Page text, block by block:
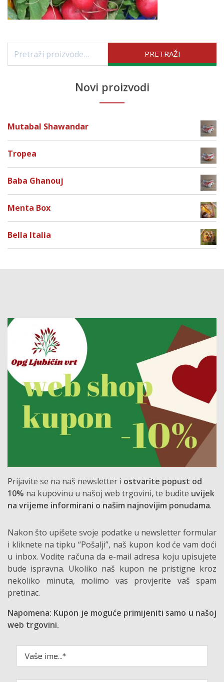
PRETRAŽI
Novi proizvodi
Mutabal Shawandar
Tropea
Baba Ghanouj
Menta Box
Bella Italia
Prijavite se na naš newsletter i ostvarite popust od
10% na kupovinu u našoj web trgovini, te budite uvijek
na vrijeme informirani o našim najnovijim ponudama.
Nakon što upišete svoje podatke u newsletter formular
i kliknete na tipku “Pošalji”, naš kupon kod će vam doći
u inbox. Vodite računa da e-mail adresa koju upisujete
bude ispravna. Ukoliko naš kupon ne pristigne kroz
nekoliko minuta, molimo vas provjerite vaš spam
pretinac.
Napomena: Kupon je moguće primijeniti samo u našoj
web trgovini.